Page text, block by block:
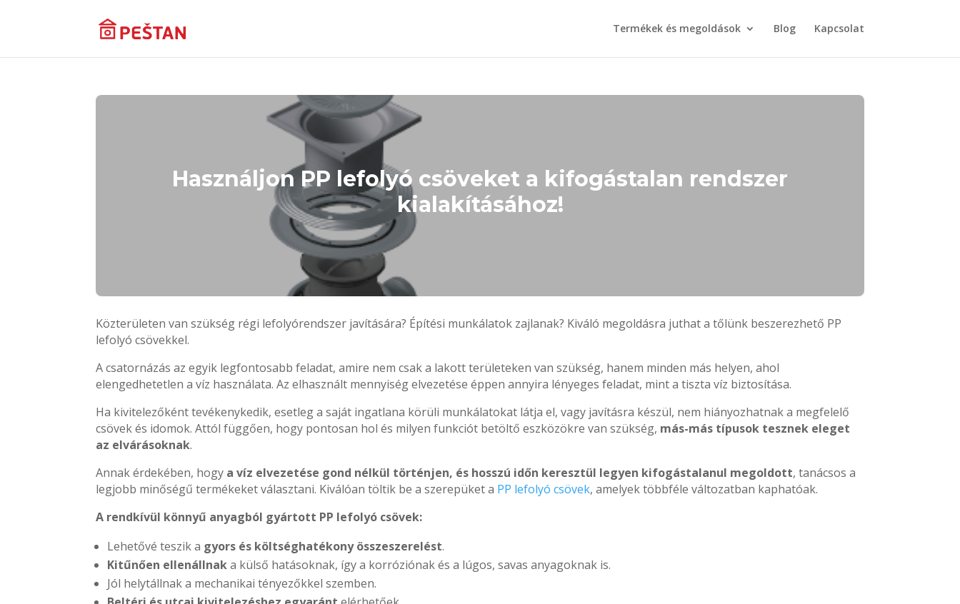
Termékek és megoldások Blog Kapcsolat
Használjon PP lefolyó csöveket a kifogástalan rendszer
kialakításához!
Közterületen van szükség régi lefolyórendszer javítására? Építési munkálatok zajlanak? Kiváló megoldásra juthat a tőlünk beszerezhető PP
lefolyó csövekkel.
A csatornázás az egyik legfontosabb feladat, amire nem csak a lakott területeken van szükség, hanem minden más helyen, ahol
elengedhetetlen a víz használata. Az elhasznált mennyiség elvezetése éppen annyira lényeges feladat, mint a tiszta víz biztosítása.
Ha kivitelezőként tevékenykedik, esetleg a saját ingatlana körüli munkálatokat látja el, vagy javításra készül, nem hiányozhatnak a megfelelő
csövek és idomok. Attól függően, hogy pontosan hol és milyen funkciót betöltő eszközökre van szükség, más-más típusok tesznek eleget
az elvárásoknak.
Annak érdekében, hogy a víz elvezetése gond nélkül történjen, és hosszú időn keresztül legyen kifogástalanul megoldott, tanácsos a
legjobb minőségű termékeket választani. Kiválóan töltik be a szerepüket a PP lefolyó csövek, amelyek többféle változatban kaphatóak.
A rendkívül könnyű anyagból gyártott PP lefolyó csövek:
Lehetővé teszik a gyors és költséghatékony összeszerelést.
Kitűnően ellenállnaka külső hatásoknak, így a korróziónak és a lúgos, savas anyagoknak is.
Jól helytállnak a mechanikai tényezőkkel szemben.